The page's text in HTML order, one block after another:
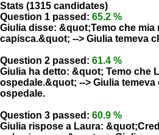
Stats (1315 candidates)
Question 1 passed: 65.2 %
Giulia disse: &quot;Temo che mia
capisca.&quot; --> Giulia temeva
Question 2 passed: 61.4 %
Giulia ha detto: &quot; Temo che
ospedale.&quot; --> Giulia temeva
ospedale.
Question 3 passed: 60.9 %
Giulia rispose a Laura: